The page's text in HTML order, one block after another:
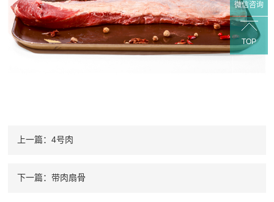
上一篇：4号肉
下一篇：带肉扇骨
微信咨询
TOP